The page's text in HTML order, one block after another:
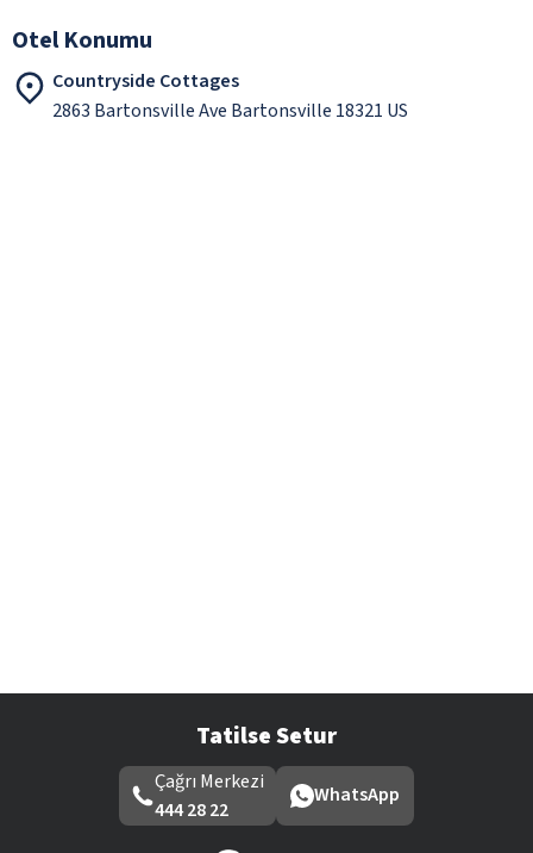
Otel Konumu
Countryside Cottages
2863 Bartonsville Ave Bartonsville 18321 US
Tatilse Setur
Çağrı Merkezi
444 28 22
WhatsApp